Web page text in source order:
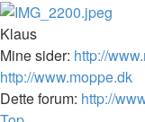
Klaus
Mine sider: http://
http://www.moppe.dk
Dette forum: http://